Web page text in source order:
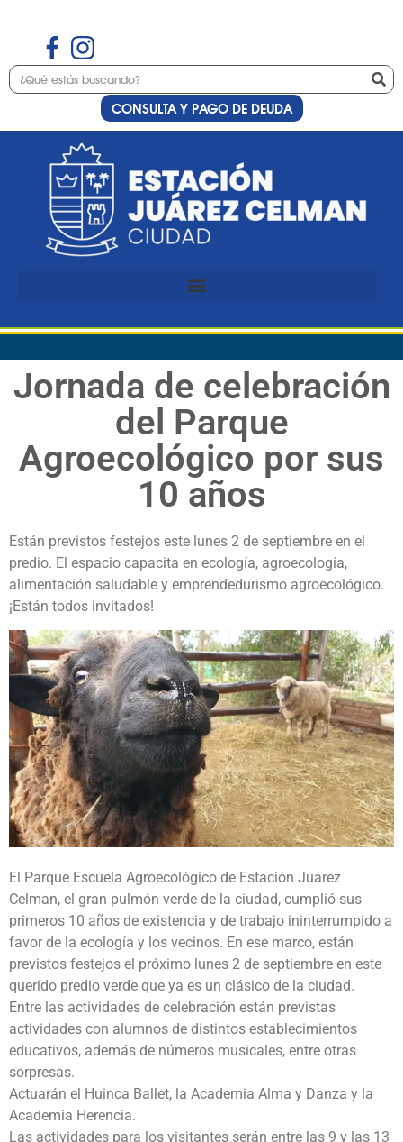
CONSULTA Y PAGO DE DEUDA
Jornada de celebración
del Parque
Agroecológico por sus
10 años
Están previstos festejos este lunes 2 de septiembre en el
predio. El espacio capacita en ecología, agroecología,
alimentación saludable y emprendedurismo agroecológico.
¡Están todos invitados!
El Parque Escuela Agroecológico de Estación Juárez
Celman, el gran pulmón verde de la ciudad, cumplió sus
primeros 10 años de existencia y de trabajo ininterrumpido a
favor de la ecología y los vecinos. En ese marco, están
previstos festejos el próximo lunes 2 de septiembre en este
querido predio verde que ya es un clásico de la ciudad.
Entre las actividades de celebración están previstas
actividades con alumnos de distintos establecimientos
educativos, además de números musicales, entre otras
sorpresas.
Actuarán el Huinca Ballet, la Academia Alma y Danza y la
Academia Herencia.
Las actividades para los visitantes serán entre las 9 y las 13